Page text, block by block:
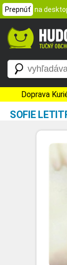
Prepnúť na
Doprava
SOFIE